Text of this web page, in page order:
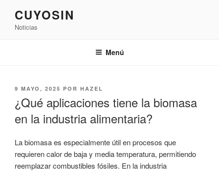
contenido
CUYOSIN
Noticias
Menú
PUBLICADO
9 MAYO, 2025 POR HAZEL
¿Qué aplicaciones tiene la biomasa
en la industria alimentaria?
La biomasa es especialmente útil en procesos que
requieren calor de baja y media temperatura, permitiendo
reemplazar combustibles fósiles. En la industria